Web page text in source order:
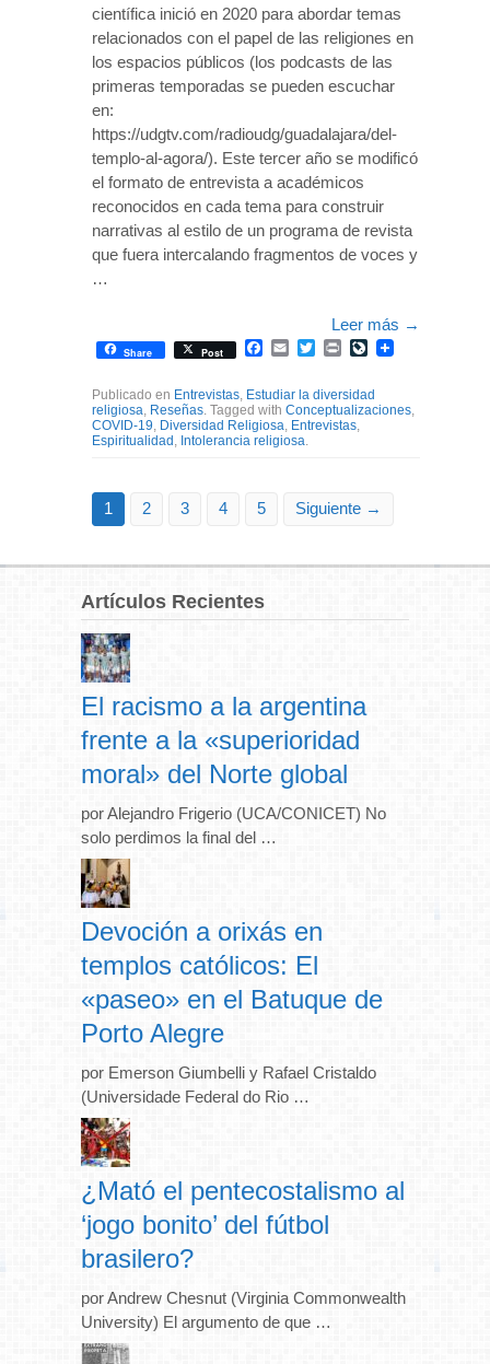
científica inició en 2020 para abordar temas
relacionados con el papel de las religiones en
los espacios públicos (los podcasts de las
primeras temporadas se pueden escuchar
en:
https://udgtv.com/radioudg/guadalajara/del-
templo-al-agora/). Este tercer año se modificó
el formato de entrevista a académicos
reconocidos en cada tema para construir
narrativas al estilo de un programa de revista
que fuera intercalando fragmentos de voces y
…
Leer más →
Share Post Facebook
EmailTwitterPrintLiveJournal
Publicado en Entrevistas Estudiar la diversidad
religiosa Reseñas . Tagged with Conceptualizaciones
COVID-19 Diversidad Religiosa Entrevistas
Espiritualidad Intolerancia religiosa
1 2 3 4 5 Siguiente →
Artículos Recientes
El racismo a la argentina
frente a la «superioridad
moral» del Norte global
por Alejandro Frigerio (UCA/CONICET) No
solo perdimos la final del …
Devoción a orixás en
templos católicos: El
«paseo» en el Batuque de
Porto Alegre
por Emerson Giumbelli y Rafael Cristaldo
(Universidade Federal do Rio …
¿Mató el pentecostalismo al
‘jogo bonito’ del fútbol
brasilero?
por Andrew Chesnut (Virginia Commonwealth
University) El argumento de que …